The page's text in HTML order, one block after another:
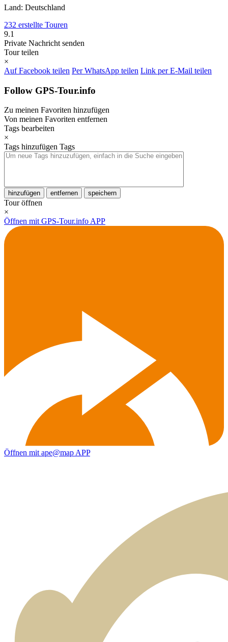
Land: Deutschland
232 erstellte Touren
9.1
Private Nachricht senden
Tour teilen
×
Auf Facebook teilen Per WhatsApp teilen Link per E-Mail teilen
Follow GPS-Tour.info
Zu meinen Favoriten hinzufügen
Von meinen Favoriten entfernen
Tags bearbeiten
×
Tags hinzufügen Tags
hinzufügen entfernen speichern
Tour öffnen
×
Öffnen mit GPS-Tour.info APP
Öffnen mit ape@map APP